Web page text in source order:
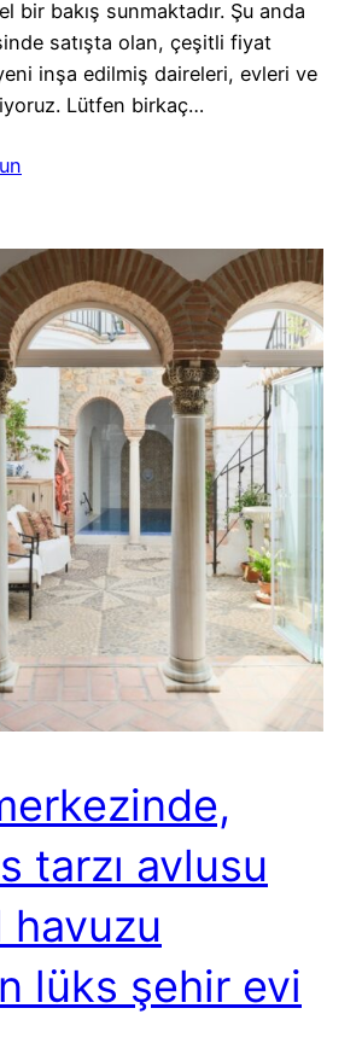
bir bakış sunmaktadır. Şu anda
satışta olan, çeşitli fiyat
inşa edilmiş daireleri, evleri ve
Lütfen birkaç…
tarzı avlusu
havuzu
lüks şehir evi